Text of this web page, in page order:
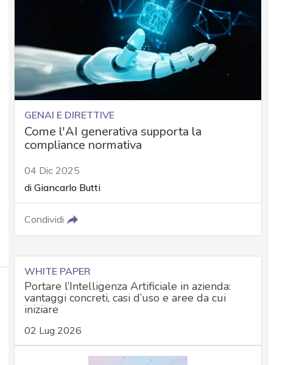
GENAI E DIRETTIVE
Come l'AI generativa supporta la
compliance normativa
04 Dic 2025
di Giancarlo Butti
Condividi
WHITE PAPER
Portare l’Intelligenza Artificiale in azienda:
vantaggi concreti, casi d’uso e aree da cui
iniziare
02 Lug 2026